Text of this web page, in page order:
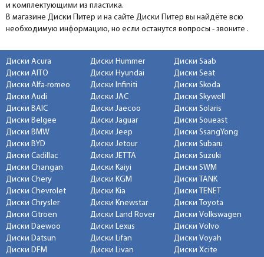
и комплектующими из пластика.
В магазине Диски Питер и на сайте Диски Питер вы найдёте всю
необходимую информацию, но если останутся вопросы - звоните .
Диски Acura
Диски AITO
Диски Alfa-romeo
Диски Audi
Диски BAIC
Диски Belgee
Диски BMW
Диски BYD
Диски Cadillac
Диски Changan
Диски Chery
Диски Chevrolet
Диски Chrysler
Диски Citroen
Диски Daewoo
Диски Datsun
Диски DFM
Диски Hummer
Диски Hyundai
Диски Infiniti
Диски JAC
Диски Jaecoo
Диски Jaguar
Диски Jeep
Диски Jetour
Диски JETTA
Диски Kaiyi
Диски KGM
Диски Kia
Диски Knewstar
Диски Land Rover
Диски Lexus
Диски Lifan
Диски Livan
Диски Saab
Диски Seat
Диски Skoda
Диски Skywell
Диски Solaris
Диски Soueast
Диски SsangYong
Диски Subaru
Диски Suzuki
Диски SWM
Диски TANK
Диски TENET
Диски Toyota
Диски Volkswagen
Диски Volvo
Диски Voyah
Диски Xcite